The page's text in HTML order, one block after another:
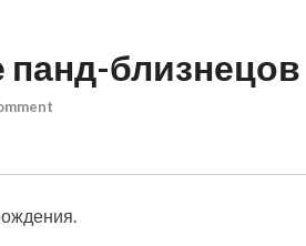
близнецов